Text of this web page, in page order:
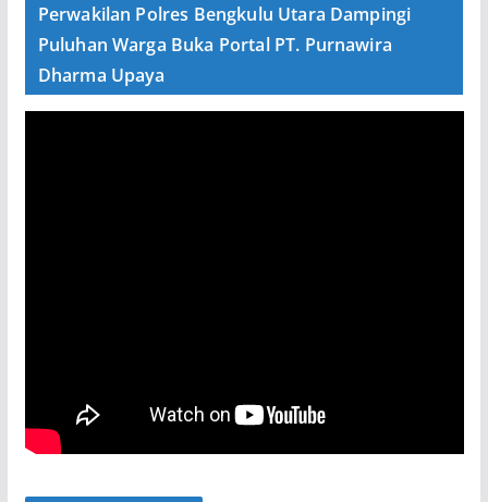
Perwakilan Polres Bengkulu Utara Dampingi
Puluhan Warga Buka Portal PT. Purnawira
Dharma Upaya